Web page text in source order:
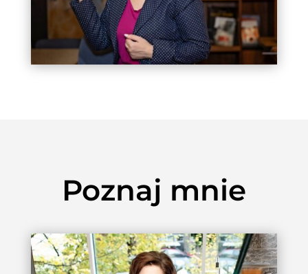
Poznaj mnie